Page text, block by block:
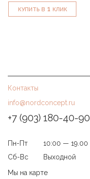
КУПИТЬ В 1 КЛИК
Контакты
info@nordconcept.ru
+7 (903) 180-40-90
Пн-Пт
10:00 — 19.00
Сб-Вс
Выходной
Мы на карте